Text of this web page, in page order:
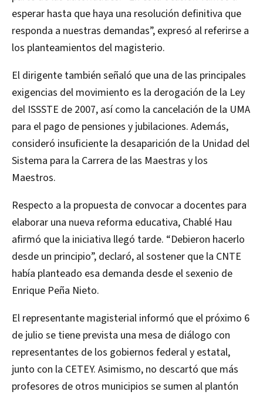
esperar hasta que haya una resolución definitiva que
responda a nuestras demandas”, expresó al referirse a
los planteamientos del magisterio.
El dirigente también señaló que una de las principales
exigencias del movimiento es la derogación de la Ley
del ISSSTE de 2007, así como la cancelación de la UMA
para el pago de pensiones y jubilaciones. Además,
consideró insuficiente la desaparición de la Unidad del
Sistema para la Carrera de las Maestras y los
Maestros.
Respecto a la propuesta de convocar a docentes para
elaborar una nueva reforma educativa, Chablé Hau
afirmó que la iniciativa llegó tarde. “Debieron hacerlo
desde un principio”, declaró, al sostener que la CNTE
había planteado esa demanda desde el sexenio de
Enrique Peña Nieto.
El representante magisterial informó que el próximo 6
de julio se tiene prevista una mesa de diálogo con
representantes de los gobiernos federal y estatal,
junto con la CETEY. Asimismo, no descartó que más
profesores de otros municipios se sumen al plantón